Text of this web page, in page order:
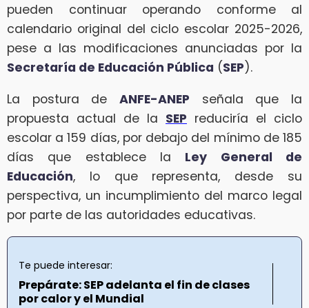
pueden continuar operando conforme al
calendario original del ciclo escolar 2025-2026,
pese a las modificaciones anunciadas por la
Secretaría de Educación Pública (SEP).
La postura de ANFE-ANEP señala que la
propuesta actual de la SEP reduciría el ciclo
escolar a 159 días, por debajo del mínimo de 185
días que establece la Ley General de
Educación, lo que representa, desde su
perspectiva, un incumplimiento del marco legal
por parte de las autoridades educativas.
Te puede interesar:
Prepárate: SEP adelanta el fin de clases
por calor y el Mundial